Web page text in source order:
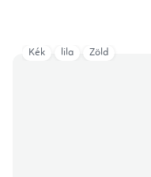
Kék lila Zöld